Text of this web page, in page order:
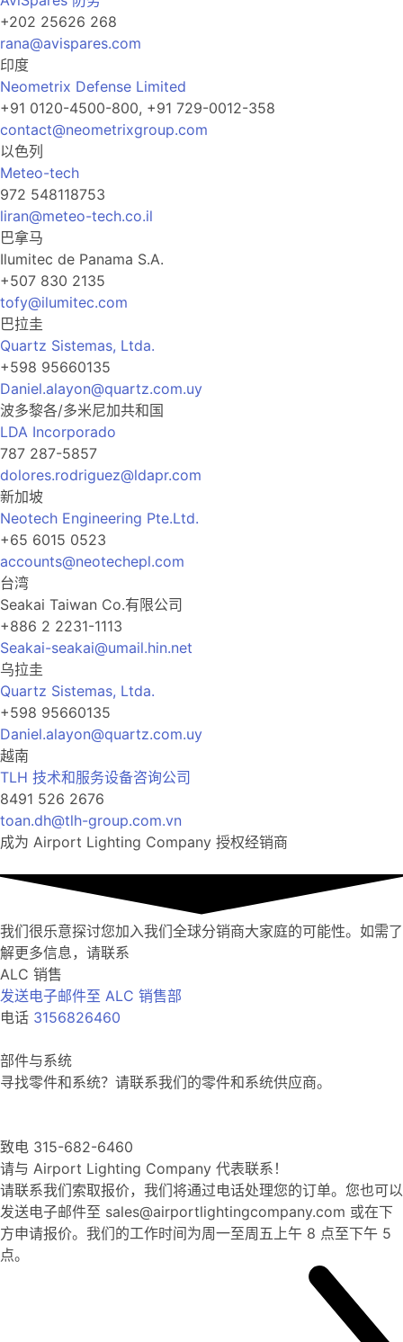
+202 25626 268
rana@avispares.com
印度
Neometrix Defense Limited
+91 0120-4500-800, +91 729-0012-358
contact@neometrixgroup.com
以色列
Meteo-tech
972 548118753
liran@meteo-tech.co.il
巴拿马
Ilumitec de Panama S.A.
+507 830 2135
tofy@ilumitec.com
巴拉圭
Quartz Sistemas, Ltda.
+598 95660135
Daniel.alayon@quartz.com.uy
波多黎各/多米尼加共和国
LDA Incorporado
787 287-5857
dolores.rodriguez@ldapr.com
新加坡
Neotech Engineering Pte.Ltd.
+65 6015 0523
accounts@neotechepl.com
台湾
Seakai Taiwan Co.有限公司
+886 2 2231-1113
Seakai-seakai@umail.hin.net
乌拉圭
Quartz Sistemas, Ltda.
+598 95660135
Daniel.alayon@quartz.com.uy
越南
TLH 技术和服务设备咨询公司
8491 526 2676
toan.dh@tlh-group.com.vn
成为 Airport Lighting Company 授权经销商
我们很乐意探讨您加入我们全球分销商大家庭的可能性。如需了
解更多信息，请联系
ALC 销售
发送电子邮件至 ALC 销售部
电话 3156826460
部件与系统
寻找零件和系统？请联系我们的零件和系统供应商。
致电 315-682-6460
请与 Airport Lighting Company 代表联系！
请联系我们索取报价，我们将通过电话处理您的订单。您也可以
发送电子邮件至 sales@airportlightingcompany.com 或在下
方申请报价。我们的工作时间为周一至周五上午 8 点至下午 5
点。